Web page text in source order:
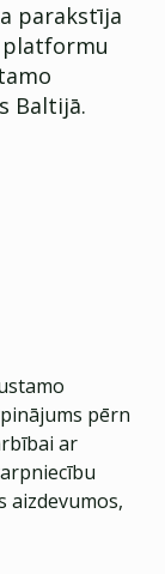
parakstīja
platformu
Baltijā.
pērn
ar
aizdevumos,